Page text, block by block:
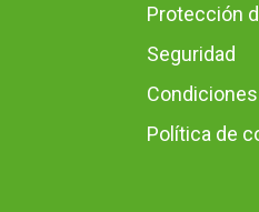
Protección
Seguridad
Política de